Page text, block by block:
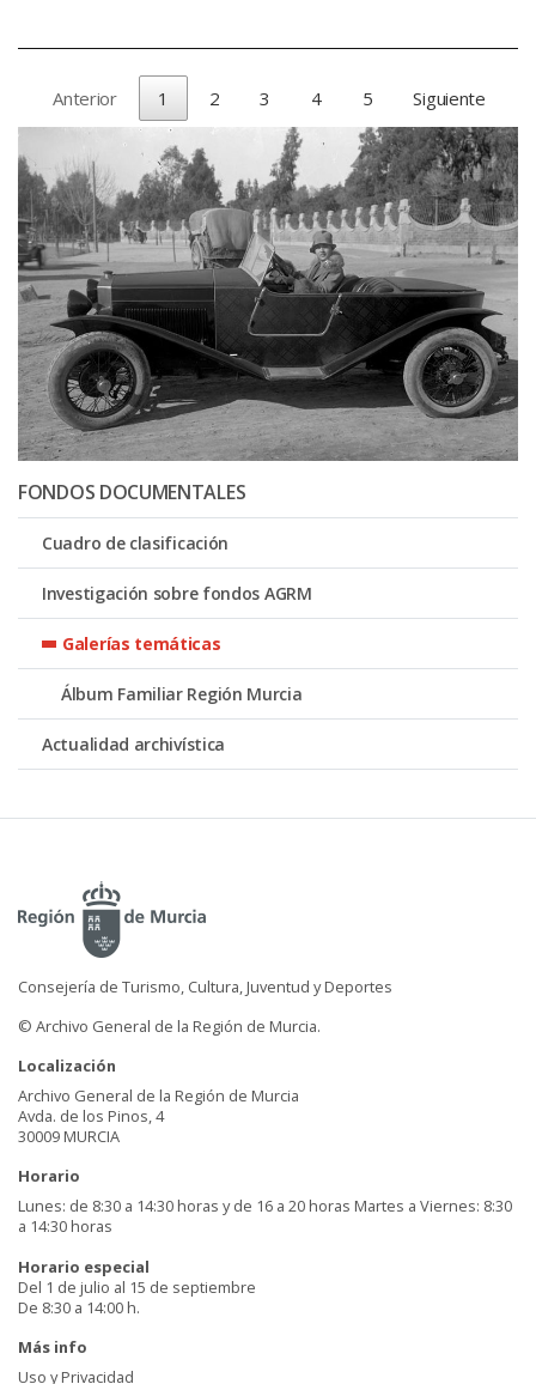
Anterior 1 2 3 4 5 Siguiente
FONDOS DOCUMENTALES
Cuadro de clasificación
Investigación sobre fondos AGRM
Galerías temáticas
Álbum Familiar Región Murcia
Actualidad archivística
Consejería de Turismo, Cultura, Juventud y Deportes
© Archivo General de la Región de Murcia.
Localización
Archivo General de la Región de Murcia
Avda. de los Pinos, 4
30009 MURCIA
Horario
Lunes: de 8:30 a 14:30 horas y de 16 a 20 horas Martes a Viernes: 8:30
a 14:30 horas
Horario especial
Del 1 de julio al 15 de septiembre
De 8:30 a 14:00 h.
Más info
Uso y Privacidad